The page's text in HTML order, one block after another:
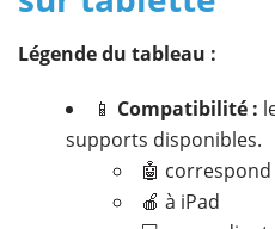
Légende du tableau :
📱 Compatibilité :
supports disponibles.
🤖
🍎 à iPad